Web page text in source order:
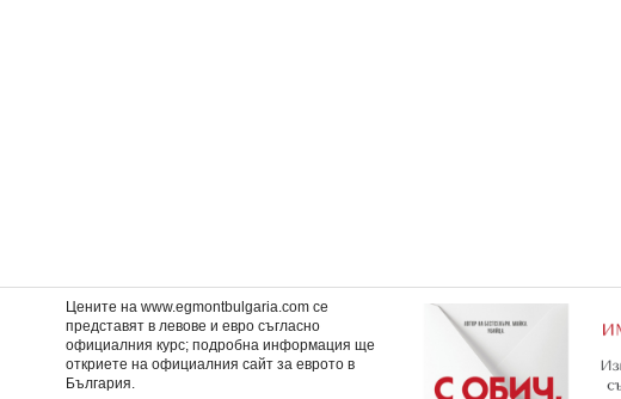
Цените на www.egmontbulgaria.com се
представят в левове и евро съгласно
официалния курс; подробна информация ще
откриете наофициалния сайт за еврото в
България